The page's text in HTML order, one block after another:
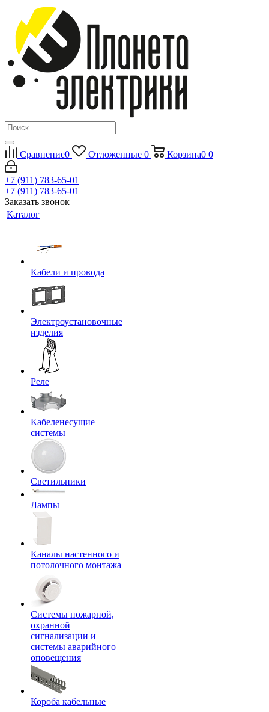
Сравнение0 Отложенные 0 Корзина0 0
+7 (911) 783-65-01
+7 (911) 783-65-01
Заказать звонок
Каталог
Кабели и провода
Электроустановочные
изделия
Реле
Кабеленесущие
системы
Светильники
Лампы
Каналы настенного и
потолочного монтажа
Системы пожарной,
охранной
сигнализации и
системы аварийного
оповещения
Короба кабельные